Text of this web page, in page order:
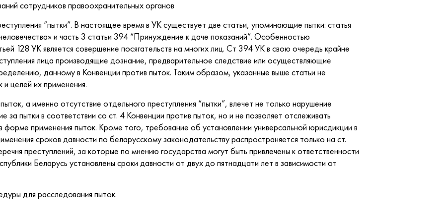
сотрудников правоохранительных органов
“пытки”. В настоящее время в УК существует две статьи, упоминающие пытки: статья
и часть 3 статьи 394 “Принуждение к даче показаний”. Особенностью
128 УК является совершение посягательств на многих лиц. Ст 394 УК в свою очередь крайне
лица производящие дознание, предварительное следствие или осуществляющие
данному в Конвенции против пыток. Таким образом, указанные выше статьи не
и целей их применения.
а именно отсутствие отдельного преступления “пытки”, влечет не только нарушение
за пытки в соответствии со ст. 4 Конвенции против пыток, но и не позволяет отслеживать
форме применения пыток. Кроме того, требование об установлении универсальной юрисдикции в
сроков давности по беларусскому законодательству распространяется только на ст.
преступлений, за которые по мнению государства могут быть привлечены к ответственности
Беларусь установлены сроки давности от двух до пятнадцати лет в зависимости от
для расследования пыток.